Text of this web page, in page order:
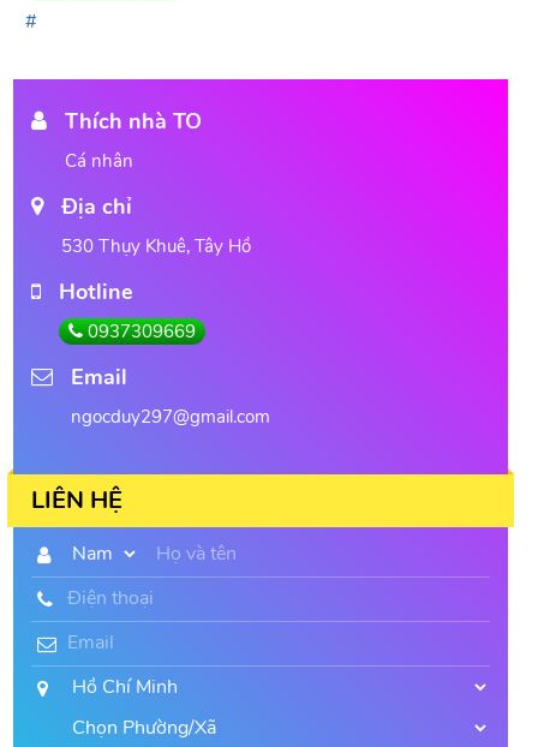
Thích nhà TO
Cá nhân
Địa chỉ
530 Thụy Khuê, Tây Hồ
Hotline
0937309669
Email
ngocduy297@gmail.com
LIÊN HỆ